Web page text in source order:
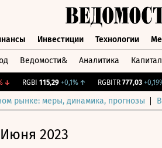
Инвестиции Технологии
Ведомости& Аналитика Капитал
RGBI 115,29 +0,1%↑ RGBITR 777,03 +0,19%↑
рынке: меры, динамика, прогнозы
2023